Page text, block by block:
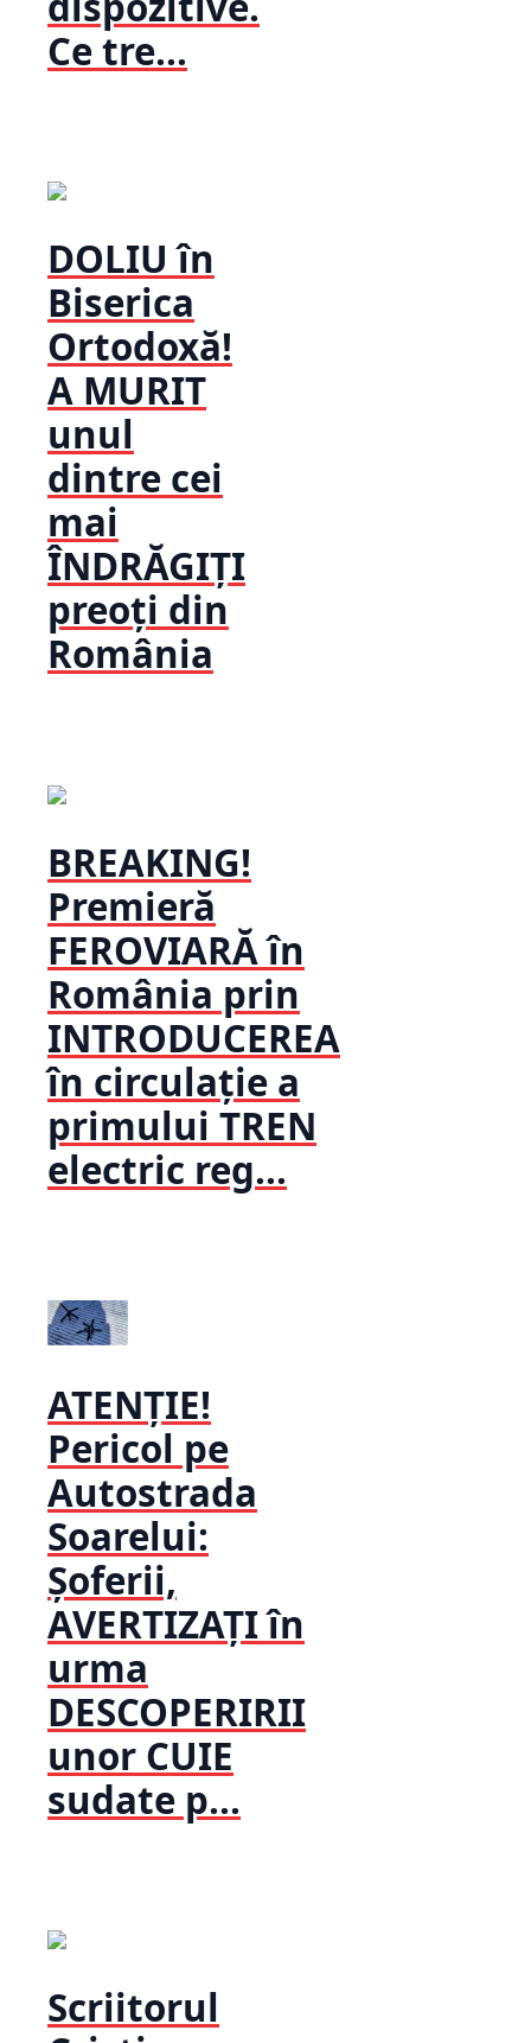
Ce tre...
DOLIU în
Biserica
Ortodoxă!
A MURIT
unul
dintre cei
mai
ÎNDRĂGIȚI
preoți din
România
BREAKING!
Premieră
FEROVIARĂ în
România prin
INTRODUCEREA
în circulație a
primului TREN
electric reg...
ATENȚIE!
Pericol pe
Autostrada
Soarelui:
Șoferii,
AVERTIZAȚI în
urma
DESCOPERIRII
unor CUIE
sudate p...
Scriitorul